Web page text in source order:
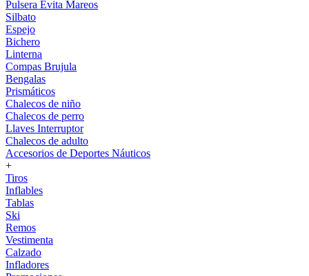
Pulsera Evita Mareos
Silbato
Espejo
Bichero
Linterna
Compas Brujula
Bengalas
Prismáticos
Chalecos de niño
Chalecos de perro
Llaves Interruptor
Chalecos de adulto
Accesorios de Deportes Náuticos
+
Tiros
Inflables
Tablas
Ski
Remos
Vestimenta
Calzado
Infladores